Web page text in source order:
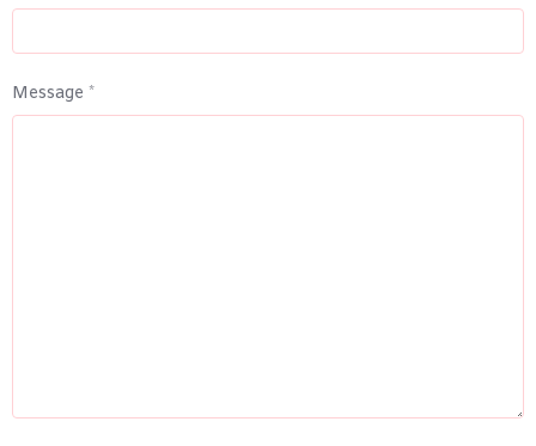
Message